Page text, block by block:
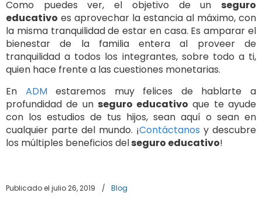
Como puedes ver, el objetivo de un seguro
educativo es aprovechar la estancia al máximo, con
la misma tranquilidad de estar en casa. Es amparar el
bienestar de la familia entera al proveer de
tranquilidad a todos los integrantes, sobre todo a ti,
quien hace frente a las cuestiones monetarias.
En ADMestaremos muy felices de hablarte a
profundidad de un seguro educativo que te ayude
con los estudios de tus hijos, sean aquí o sean en
cualquier parte del mundo. ¡Contáctanos y descubre
los múltiples beneficios delseguro educativo!
Publicado el julio 26, 2019 / Blog